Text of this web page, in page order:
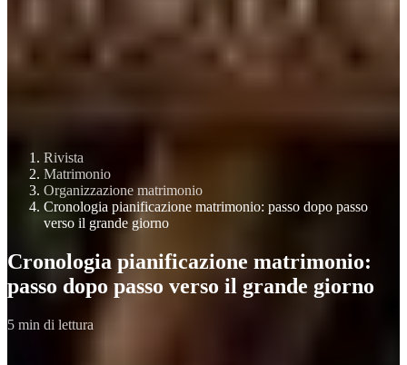
Rivista
Matrimonio
Organizzazione matrimonio
Cronologia pianificazione matrimonio: passo dopo passo
verso il grande giorno
Cronologia pianificazione matrimonio:
passo dopo passo verso il grande giorno
5 min di lettura